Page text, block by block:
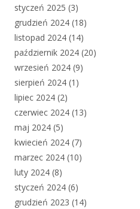
styczeń 2025 (3)
grudzień 2024 (18)
listopad 2024 (14)
październik 2024 (20)
wrzesień 2024 (9)
sierpień 2024 (1)
lipiec 2024 (2)
czerwiec 2024 (13)
maj 2024 (5)
kwiecień 2024 (7)
marzec 2024 (10)
luty 2024 (8)
styczeń 2024 (6)
grudzień 2023 (14)